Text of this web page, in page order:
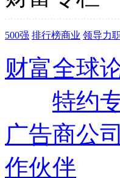
500强 排行榜商业 领导力
财富全球
特约
广告商公
作伙伴